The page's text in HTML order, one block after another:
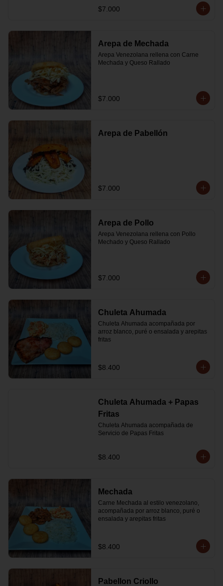
$7.000
Arepa de Mechada
Arepa Venezolana rellena con Carne
Mechada y Queso Rallado
$7.000
Arepa de Pabellón
$7.000
Arepa de Pollo
Arepa Venezolana rellena con Pollo
Mechado y Queso Rallado
$7.000
Chuleta Ahumada
Chuleta Ahumada acompañada por
arroz blanco, puré o ensalada y arepitas
fritas
$8.400
Chuleta Ahumada + Papas
Fritas
Chuleta Ahumada acompañada de
Servicio de Papas Fritas
$8.400
Mechada
Carne Mechada al estilo venezolano,
acompañada por arroz blanco, puré o
ensalada y arepitas fritas
$8.400
Pabellon Criollo